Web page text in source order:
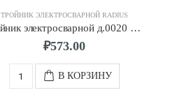
ТРОЙНИК ЭЛЕКТРОСВАРНОЙ RADIUS
Тройник электросварной д.0020 SDR11 ПЭ100 RADIUS
₽573.00
В КОРЗИНУ